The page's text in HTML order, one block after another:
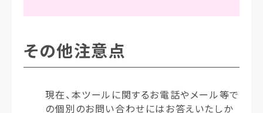
その他注意点
現在、本ツールに関するお電話やメール等で
の個別のお問い合わせにはお答えいたしか